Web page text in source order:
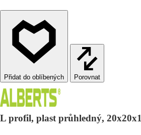
Porovnat
L profil, plast průhledný,